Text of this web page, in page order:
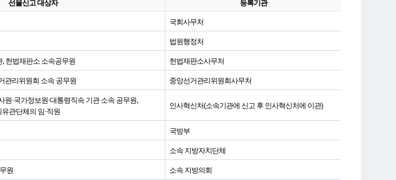
선물신고 대상자 등록기관
국회사무처
법원행정처
헌법재판소 소속공무원 헌법재판소사무처
관리위원회 소속 공무원 중앙선거관리위원회사무처
원·국가정보원·대통령직속 기관 소속 공무원,
관단체의 임·직원
인사혁신처(소속기관에 신고 후 인사혁신처에 이관)
국방부
소속 지방자치단체
원 소속 지방의회